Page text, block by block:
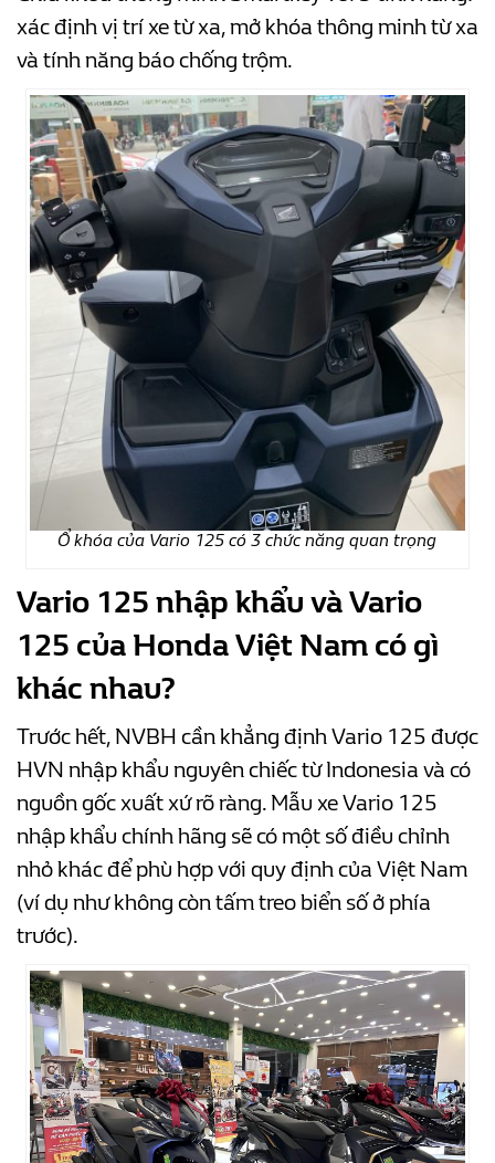
xác định vị trí xe từ xa, mở khóa thông minh từ xa
và tính năng báo chống trộm.
Ổ khóa của Vario 125 có 3 chức năng quan trọng
Vario 125 nhập khẩu và Vario
125 của Honda Việt Nam có gì
khác nhau?
Trước hết, NVBH cần khẳng định Vario 125 được
HVN nhập khẩu nguyên chiếc từ Indonesia và có
nguồn gốc xuất xứ rõ ràng. Mẫu xe Vario 125
nhập khẩu chính hãng sẽ có một số điều chỉnh
nhỏ khác để phù hợp với quy định của Việt Nam
(ví dụ như không còn tấm treo biển số ở phía
trước).